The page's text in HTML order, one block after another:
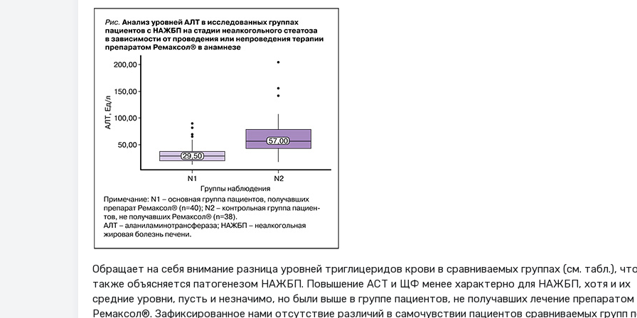
Обращает на себя внимание разница уровней триглицеридов крови в сравниваемых группах (см. табл.),
также объясняется патогенезом НАЖБП. Повышение АСТ и ЩФ менее характерно для НАЖБП, хотя и их
средние уровни, пусть и незначимо, но были выше в группе пациентов, не получавших лечение препаратом
Ремаксол®. Зафиксированное нами отсутствие различий в самочувствии пациентов сравниваемых групп